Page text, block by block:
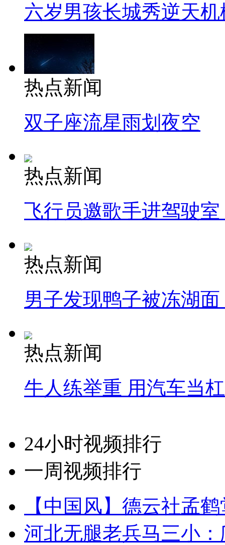
六岁男孩长城秀逆天机
热点新闻
双子座流星雨划夜空
热点新闻
飞行员邀歌手进驾驶
热点新闻
男子发现鸭子被冻湖
热点新闻
牛人练举重 用汽车当
24小时视频排行
一周视频排行
【中国风】德云社孟
河北无腿老兵马三小